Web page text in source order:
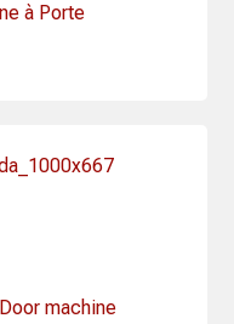
à Porte
machine